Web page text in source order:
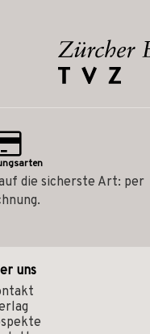
die sicherste Art: per
uns